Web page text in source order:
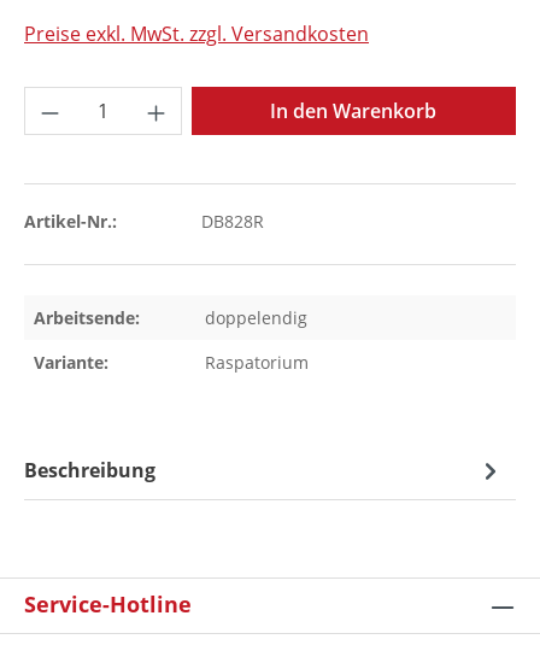
Preise exkl. MwSt. zzgl. Versandkosten
Produkt Anzahl: Gib den gewünschten
In den Warenkorb
Artikel-Nr.: DB828R
Arbeitsende:
doppelendig
Variante:
Raspatorium
Beschreibung
Service-Hotline